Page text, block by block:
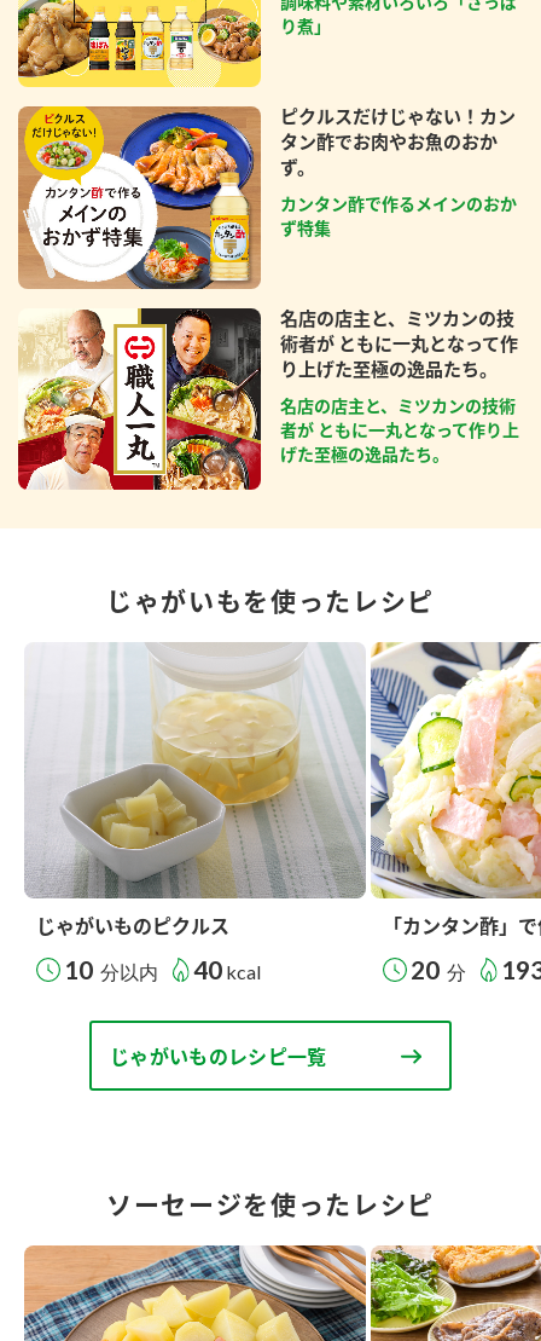
り煮」
ピクルスだけじゃない！カン
タン酢でお肉やお魚のおか
ず。
カンタン酢で作るメインのおか
ず特集
名店の店主と、ミツカンの技
術者が ともに一丸となって作
り上げた至極の逸品たち。
名店の店主と、ミツカンの技術
者が ともに一丸となって作り上
げた至極の逸品たち。
じゃがいもを使ったレシピ
じゃがいものピクルス
10 分以内 40 kcal
「カンタン酢」
20 分
じゃがいものレシピ一覧
ソーセージを使ったレシピ